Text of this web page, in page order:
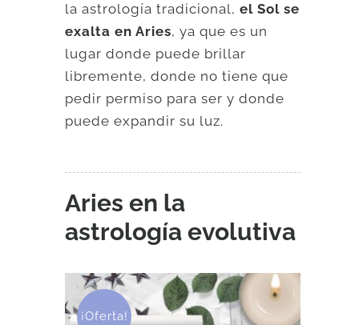
la astrología tradicional,el Sol se
exalta en Aries, ya que es un
lugar donde puede brillar
libremente, donde no tiene que
pedir permiso para ser y donde
puede expandir su luz.
Aries en la
astrología evolutiva
¡Oferta!